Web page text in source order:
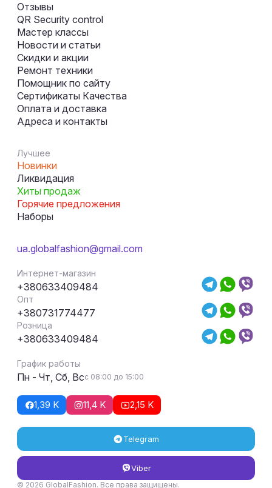
Отзывы
QR Security control
Мастер классы
Новости и статьи
Скидки и акции
Ремонт техники
Помощник по сайту
Сертификаты Качества
Оплата и доставка
Адреса и контакты
Лучшее
Новинки
Ликвидация
Хиты продаж
Горячие предложения
Наборы
ua.globalfashion@gmail.com
Интернет-магазин
+380633409484
Опт
+380731774477
Розница
+380633409484
График работы
Пн - Чт, Сб, Всс 08:00 до 15:00
1,39 K 11,4 K 2,15 K
Telegram
Viber
© 2026 GlobalFashion. Все права защищены.